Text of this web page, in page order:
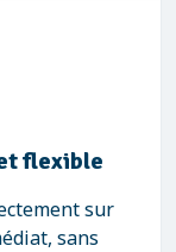
flexible
sur
sans